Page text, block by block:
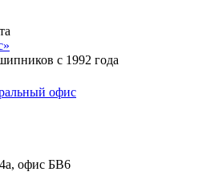
с 1992 года
офис
офис БВ6